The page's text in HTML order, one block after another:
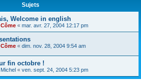
Sujets
Welcome in english
Côme « mar. avr. 27, 2004 12:17 pm
Côme « dim. nov. 28, 2004 9:54 am
fin octobre !
Michel « ven. sept. 24, 2004 5:23 pm